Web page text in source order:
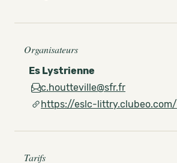
Organisateurs
Es Lystrienne
c.houtteville@sfr.fr
https://eslc-littry.clubeo.com/
Tarifs